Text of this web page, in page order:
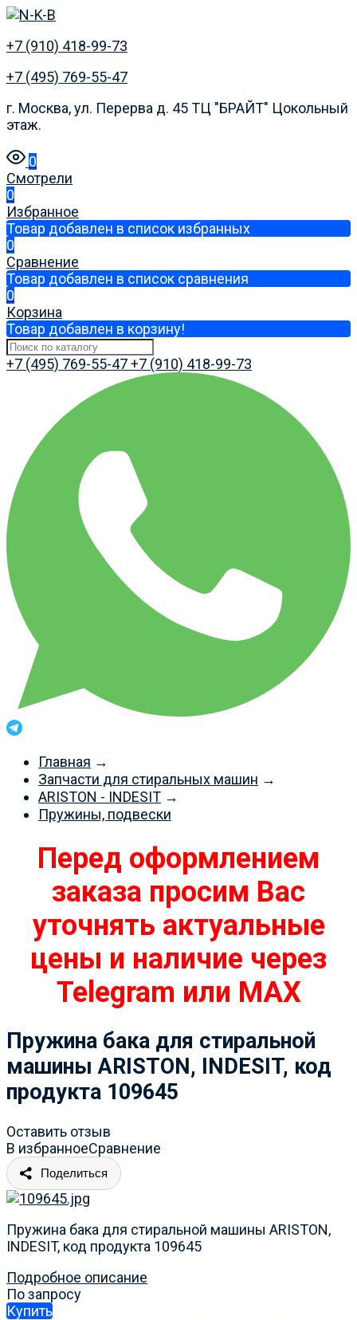
+7 (910) 418-99-73
+7 (495) 769-55-47
г. Москва, ул. Перерва д. 45 ТЦ "БРАЙТ" Цокольный
этаж.
0
Смотрели
0
Избранное
Товар добавлен в список избранных
0
Сравнение
Товар добавлен в список сравнения
0
Корзина
Товар добавлен в корзину!
+7 (495) 769-55-47+7 (910) 418-99-73
Главная →
Запчасти для стиральных машин →
ARISTON - INDESIT →
Пружины, подвески
Пружина бака для стиральной
машины ARISTON, INDESIT, код
продукта 109645
Оставить отзыв
В избранноеСравнение
Поделиться
Пружина бака для стиральной машины ARISTON,
INDESIT, код продукта 109645
Подробное описание
По запросу
Купить